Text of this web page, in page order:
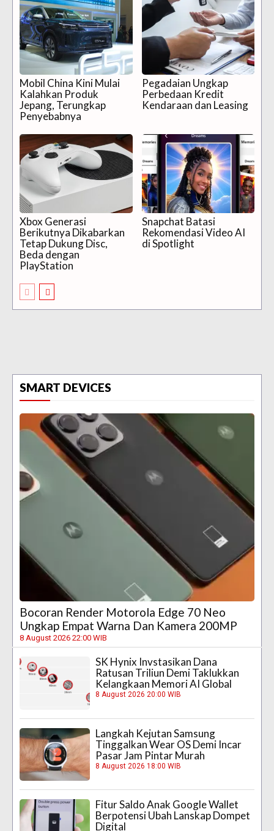
Mobil China Kini Mulai
Kalahkan Produk
Jepang, Terungkap
Penyebabnya
Pegadaian Ungkap
Perbedaan Kredit
Kendaraan dan Leasing
Xbox Generasi
Berikutnya Dikabarkan
Tetap Dukung Disc,
Beda dengan
PlayStation
Snapchat Batasi
Rekomendasi Video AI
di Spotlight
SMART DEVICES
Bocoran Render Motorola Edge 70 Neo
Ungkap Empat Warna Dan Kamera 200MP
8 August 2026 22:00 WIB
SK Hynix Invstasikan Dana
Ratusan Triliun Demi Taklukkan
Kelangkaan Memori AI Global
8 August 2026 20:00 WIB
Langkah Kejutan Samsung
Tinggalkan Wear OS Demi Incar
Pasar Jam Pintar Murah
8 August 2026 18:00 WIB
Fitur Saldo Anak Google Wallet
Berpotensi Ubah Lanskap Dompet
Digital